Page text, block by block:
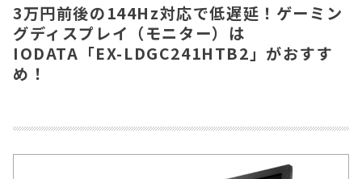
3万円前後の144Hz対応で低遅延！ゲーミン
グディスプレイ（モニター）は
IODATA「EX-LDGC241HTB2」がおすす
め！